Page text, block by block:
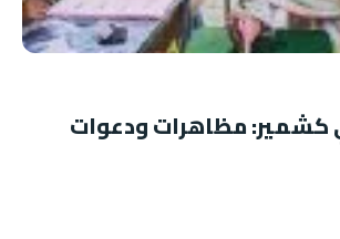
كشمير: مظاهرات ودعوات